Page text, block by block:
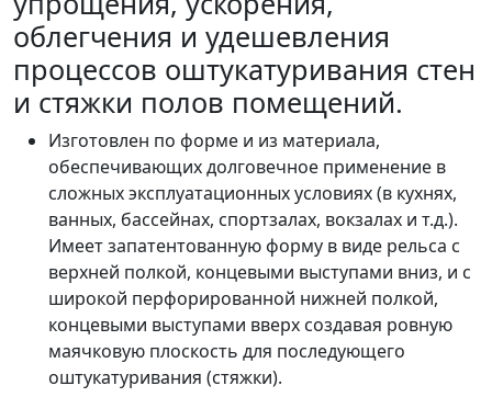
облегчения и удешевления
процессов оштукатуривания стен
и стяжки полов помещений.
Изготовлен по форме и из материала,
обеспечивающих долговечное применение в
сложных эксплуатационных условиях (в кухнях,
ванных, бассейнах, спортзалах, вокзалах и т.д.).
Имеет запатентованную форму в виде рельса с
верхней полкой, концевыми выступами вниз, и с
широкой перфорированной нижней полкой,
концевыми выступами вверх создавая ровную
маячковую плоскость для последующего
оштукатуривания (стяжки).